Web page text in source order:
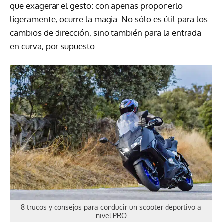
que exagerar el gesto: con apenas proponerlo
ligeramente, ocurre la magia. No sólo es útil para los
cambios de dirección, sino también para la entrada
en curva, por supuesto.
8 trucos y consejos para conducir un scooter deportivo a
nivel PRO